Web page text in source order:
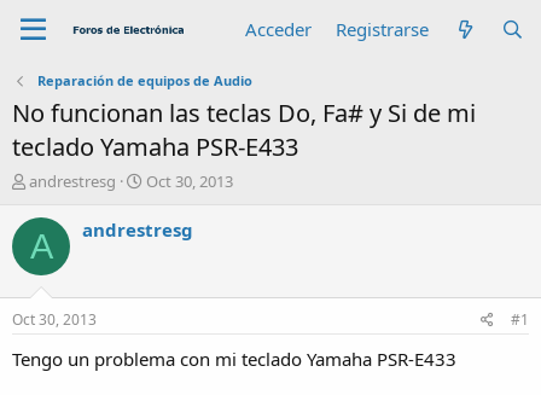
Acceder Registrarse
Reparación de equipos de Audio
No funcionan las teclas Do, Fa# y Si de mi
teclado Yamaha PSR-E433
A
t
o
r
andrestresg
F
c
n
Oct 30, 2013
A andrestresg
Oct 30, 2013 #1
Tengo un problema con mi teclado Yamaha PSR-E433